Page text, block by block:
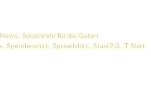
, Sprachrohr für die Guten
, Spendenshirt, Spreadshirt, Stasi 2.0, T-Shirt